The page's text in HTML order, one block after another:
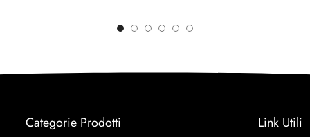
Categorie Prodotti Link Utili